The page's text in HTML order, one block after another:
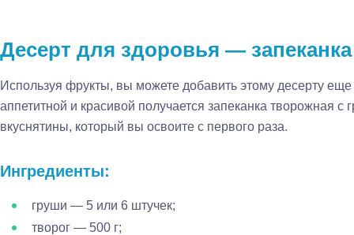
Десерт для здоровья —
Используя фрукты, вы можете добавить этому десерту
аппетитной и красивой получается запеканка творожная с
вкуснятины, который вы освоите с первого раза.
Ингредиенты:
груши — 5 или 6 штучек;
творог — 500 г;